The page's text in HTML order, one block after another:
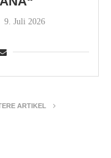
9. Juli 2026
ARTIKEL